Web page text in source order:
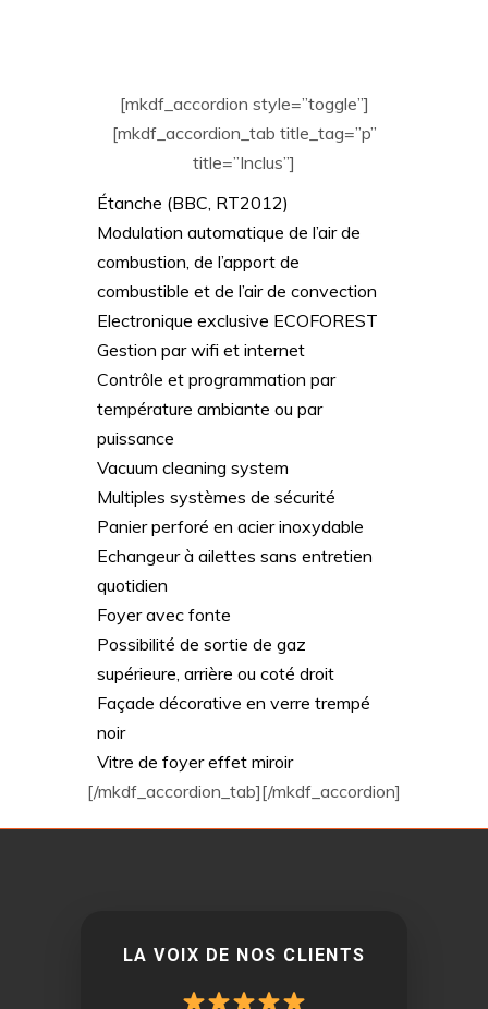
[mkdf_accordion style=”toggle”]
[mkdf_accordion_tab title_tag=”p”
title=”Inclus”]
Étanche (BBC, RT2012)
Modulation automatique de l’air de
combustion, de l’apport de
combustible et de l’air de convection
Electronique exclusive ECOFOREST
Gestion par wifi et internet
Contrôle et programmation par
température ambiante ou par
puissance
Vacuum cleaning system
Multiples systèmes de sécurité
Panier perforé en acier inoxydable
Echangeur à ailettes sans entretien
quotidien
Foyer avec fonte
Possibilité de sortie de gaz
supérieure, arrière ou coté droit
Façade décorative en verre trempé
noir
Vitre de foyer effet miroir
[/mkdf_accordion_tab][/mkdf_accordion]
LA VOIX DE NOS CLIENTS